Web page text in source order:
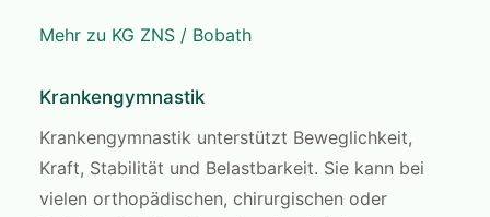
Mehr zu KG ZNS / Bobath
Krankengymnastik
Krankengymnastik unterstützt Beweglichkeit,
Kraft, Stabilität und Belastbarkeit. Sie kann bei
vielen orthopädischen, chirurgischen oder